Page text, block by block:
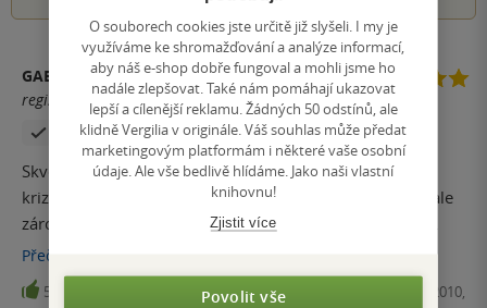
GABRIELA BÁRTOVÁ
registrovaný uživatel
Zakoupil produkt
Skvělá knížka pro každého, kdo se chce dozvědět víc o
krizích během studené války. Kniha je plná dat a jmen, ale
zároveň proložená zajímavosti včetně fotek důležitých
osobností s jejich citáty.
Přečíst
5 E-kniha, Vyšehrad, 2010,
O souborech cookies jste určitě již slyšeli. I my je
využíváme ke shromažďování a analýze informací,
aby náš e-shop dobře fungoval a mohli jsme ho
nadále zlepšovat. Také nám pomáhají ukazovat
lepší a cílenější reklamu. Žádných 50 odstínů, ale
klidně Vergilia v originále. Váš souhlas může předat
marketingovým platformám i některé vaše osobní
údaje. Ale vše bedlivě hlídáme. Jako naši vlastní
knihovnu!
Zjistit více
Povolit vše